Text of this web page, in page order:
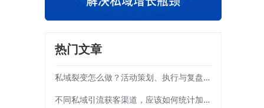
热门文章
私域裂变怎么做？活动策划、执行与复盘完整流程
不同私域引流获客渠道，应该如何统计加粉效果？